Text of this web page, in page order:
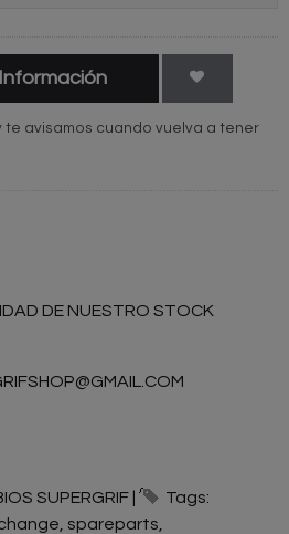
te avisamos cuando vuelva a tener
DE NUESTRO STOCK
SUPERGRIF
Tags:
spareparts